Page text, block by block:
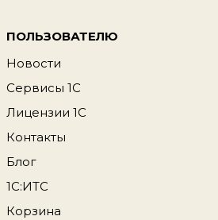
ПОЛЬЗОВАТЕЛЮ
Новости
Сервисы 1С
Лицензии 1С
Контакты
Блог
1С:ИТС
Корзина